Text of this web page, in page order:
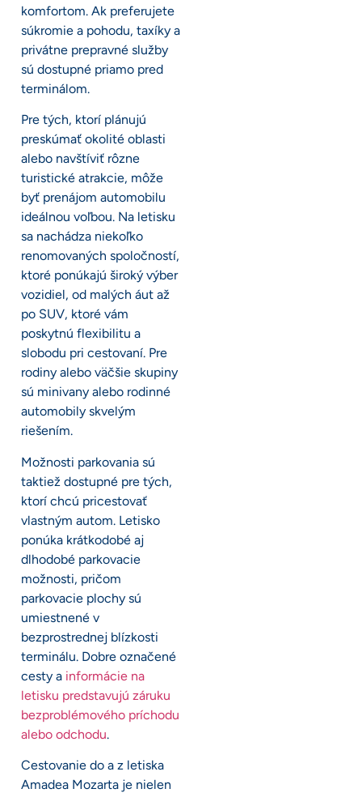
komfortom. Ak preferujete
súkromie a pohodu, taxíky a
privátne prepravné služby
sú dostupné priamo pred
terminálom.
Pre tých, ktorí plánujú
preskúmať okolité oblasti
alebo navštíviť rôzne
turistické atrakcie, môže
byť prenájom automobilu
ideálnou voľbou. Na letisku
sa nachádza niekoľko
renomovaných spoločností,
ktoré ponúkajú široký výber
vozidiel, od malých áut až
po SUV, ktoré vám
poskytnú flexibilitu a
slobodu pri cestovaní. Pre
rodiny alebo väčšie skupiny
sú minivany alebo rodinné
automobily skvelým
riešením.
Možnosti parkovania sú
taktiež dostupné pre tých,
ktorí chcú pricestovať
vlastným autom. Letisko
ponúka krátkodobé aj
dlhodobé parkovacie
možnosti, pričom
parkovacie plochy sú
umiestnené v
bezprostrednej blízkosti
terminálu. Dobre označené
cesty a informácie na
letisku predstavujú záruku
bezproblémového príchodu
alebo odchodu.
Cestovanie do a z letiska
Amadea Mozarta je nielen